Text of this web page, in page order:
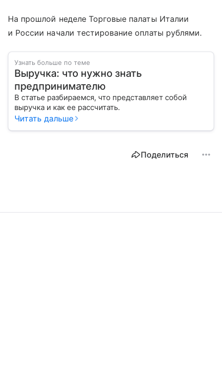
На прошлой неделе Торговые палаты Италии
и России начали тестирование оплаты рублями.
Узнать больше по теме
Выручка: что нужно знать
предпринимателю
В статье разбираемся, что представляет собой
выручка и как ее рассчитать.
Читать дальше
Поделиться